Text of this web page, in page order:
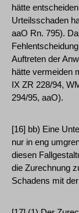
hätte
Urteilsschaden
aaO Rn. 795).
Auftreten der
hätte vermeiden
IX ZR 228/94,
294/95, aaO).
[16] bb) Eine
nur in eng
diesen
die Zurechnung
Schadens mit